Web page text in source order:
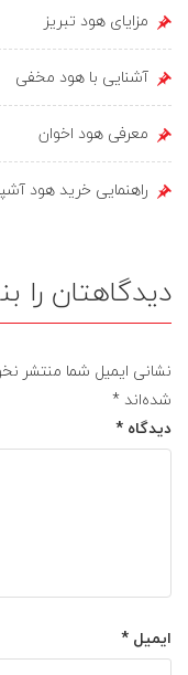
مزایای هود تبریز
آشنایی با هود مخفی
معرفی هود اخوان
راهنمایی خرید هود
دیدگاهتان را
نشانی ایمیل شما منتشر
شده‌اند *
دیدگاه *
ایمیل*